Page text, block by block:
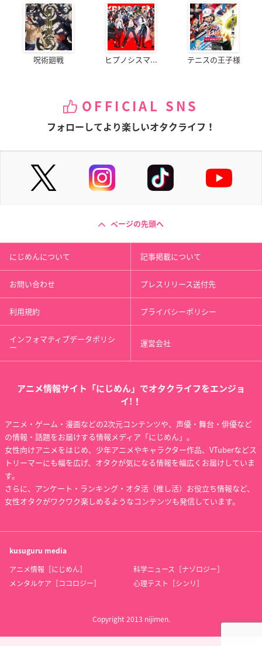
呪術廻戦 ヒプノシスマ... テニスの王子様
OFFICIAL SNS
フォローしてより楽しいオタクライフ！
ページの先頭へ
にじめんについて 記事掲載について
お問い合わせ プレスリリース送付先
利用規約 プライバシーポリシー
インフォマティブデータポリシ
ー 運営会社
アニメ情報サイト「にじめん」でオタクライフをエンジョ
イ!！
アニメ・ゲーム・漫画などの2次元コンテンツや、声優・舞台・俳優など
の情報・話題をお届けする情報メディア「にじめん」。
女性向けアニメをはじめ、少年アニメやキャラクター作品、VTuberなどス
トリーマーにも幅を広げ、オタクが気になる情報を幅広くお届けしていま
す。
さらに、アンケート・ランキング・オタ活（推し活）お役立ち情報など、
女性オタクがワクワク楽しめるようなコンテンツも発信しています。
kusuguru media
アニメ情報［にじめん］
科学ニュース［ナゾロジー］
メンタルケア［ココロジー］
心理テスト［シンリ］
Copyright 2013 nijimen.